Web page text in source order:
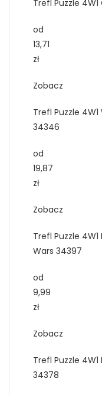
Trefl Puzzle
od
13,71
zł
Zobacz
Trefl Puzzle
34346
od
19,87
zł
Zobacz
Trefl Puzzle
Wars 34397
od
9,99
zł
Zobacz
Trefl Puzzle
34378